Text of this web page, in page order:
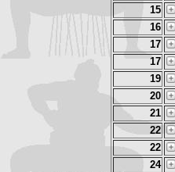
15
16
17
17
19
20
21
22
22
24